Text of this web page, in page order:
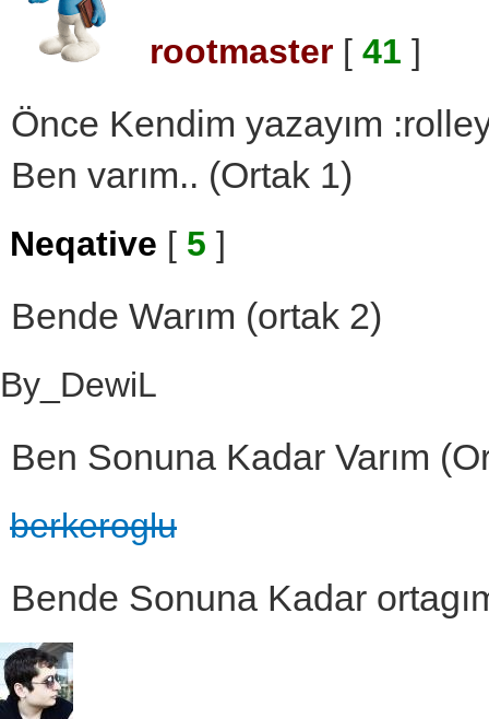
rootmaster [ 41 ]
Önce Kendim yazayım
Ben varım.. (Ortak 1)
Neqative [ 5 ]
Bende Warım (ortak 2)
By_DewiL
Ben Sonuna Kadar Varım
berkeroglu
Bende Sonuna Kadar